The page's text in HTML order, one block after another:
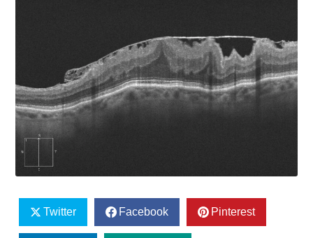
Twitter Facebook Pinterest